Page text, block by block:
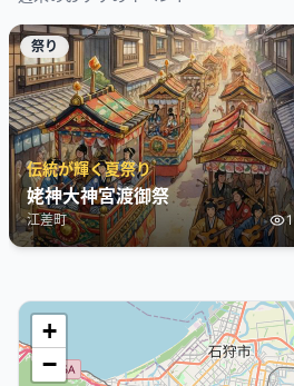
祭り
伝統が輝く夏祭り
姥神大神宮渡御祭
江差町
+
−